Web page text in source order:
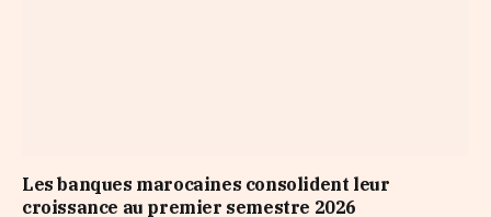
Les banques marocaines consolident leur
croissance au premier semestre 2026